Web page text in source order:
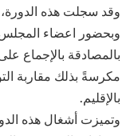
وقد سجلت هذه الدورة،
وبحضور اعضاء
بالمصادقة بالإجماع
مكرسةً بذلك مقاربة
بالإقليم.
و​تميزت أشغال هذه